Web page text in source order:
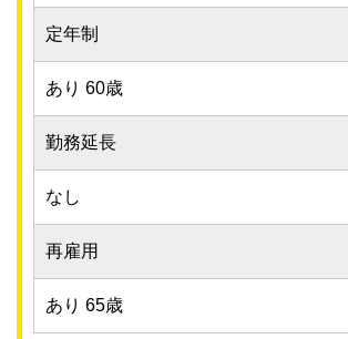
定年制
あり 60歳
勤務延長
なし
再雇用
あり 65歳